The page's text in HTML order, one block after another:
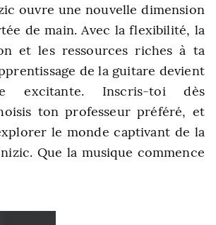
ouvre une nouvelle dimension
de main. Avec la flexibilité, la
et les ressources riches à ta
de la guitare devient
excitante. Inscris-toi dès
ton professeur préféré, et
le monde captivant de la
Que la musique commence